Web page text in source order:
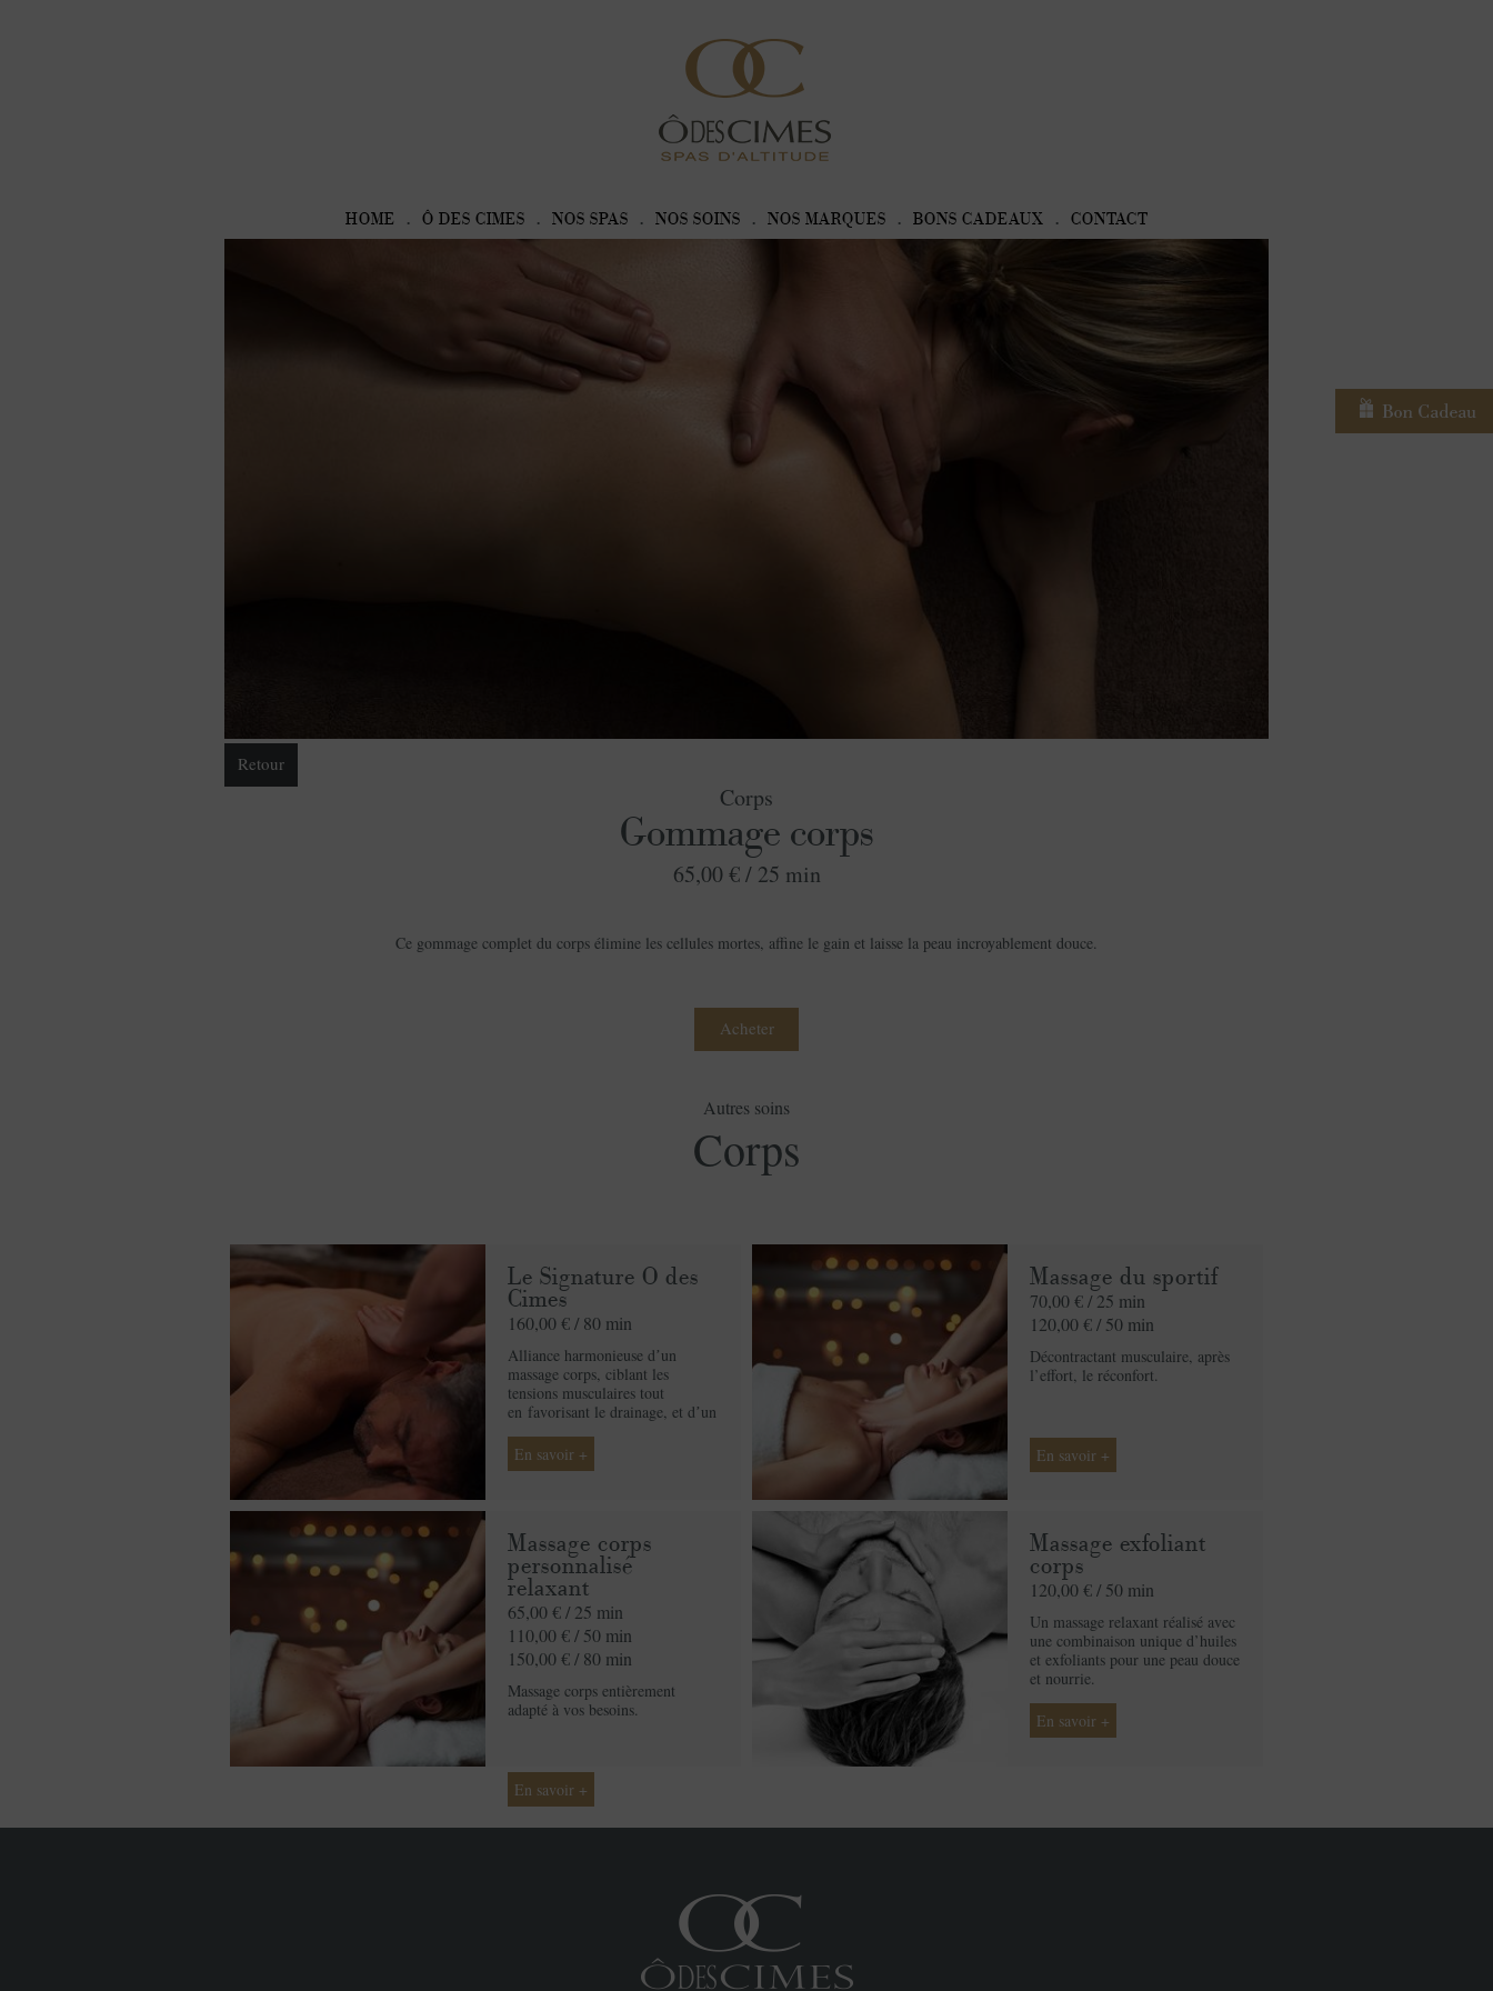
HOME Ô DES CIMES NOS SPAS NOS SOINS NOS MARQUES BONS CADEAUX CONTACT
Retour
Corps
Gommage corps
65,00 € / 25 min
Ce gommage complet du corps élimine les cellules mortes, affine le gain et laisse la peau incroyablement douce.
Acheter
Commander votre bon cadeau
Spa
Quantite
Prix
65,00 €
Adresse de facturation
Société
Prénom
Autres soins
Corps
Le Signature O des
Cimes
160,00 € / 80 min
Alliance harmonieuse dʼun
massage corps, ciblant les
tensions musculaires tout
en favorisant le drainage, et dʼun
pour une expérience de
globale.
En savoir +
Massage du sportif
70,00 € / 25 min
120,00 € / 50 min
Décontractant musculaire, après
l’effort, le réconfort.
En savoir +
Massage corps
personnalisé
relaxant
65,00 € / 25 min
110,00 € / 50 min
150,00 € / 80 min
Massage corps entièrement
adapté à vos besoins.
En savoir +
Massage exfoliant
corps
120,00 € / 50 min
Un massage relaxant réalisé avec
une combinaison unique d’huiles
et exfoliants pour une peau douce
et nourrie.
En savoir +